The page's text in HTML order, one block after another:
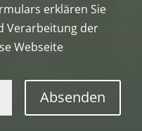
erklären Sie
Verarbeitung der
Webseite
Absenden